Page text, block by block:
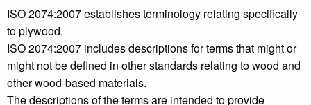
ISO 2074:2007 establishes terminology relating specifically
to plywood.
ISO 2074:2007 includes descriptions for terms that might or
might not be defined in other standards relating to wood and
other wood-based materials.
The descriptions of the terms are intended to provide